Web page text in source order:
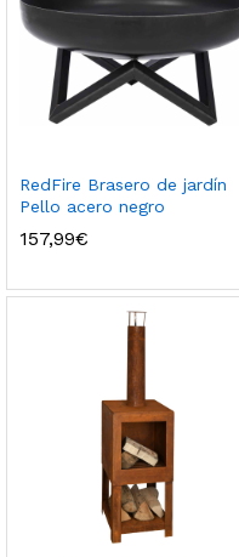
RedFire Brasero de jardín
Pello acero negro
157,99€